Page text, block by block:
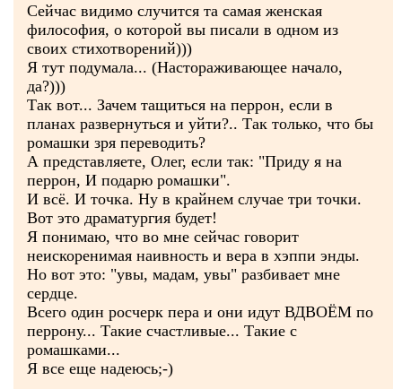
Сейчас видимо случится та самая женская
философия, о которой вы писали в одном из
своих стихотворений)))
Я тут подумала... (Настораживающее начало,
да?)))
Так вот... Зачем тащиться на перрон, если в
планах развернуться и уйти?.. Так только, что бы
ромашки зря переводить?
А представляете, Олег, если так: "Приду я на
перрон, И подарю ромашки".
И всё. И точка. Ну в крайнем случае три точки.
Вот это драматургия будет!
Я понимаю, что во мне сейчас говорит
неискоренимая наивность и вера в хэппи энды.
Но вот это: "увы, мадам, увы" разбивает мне
сердце.
Всего один росчерк пера и они идут ВДВОЁМ по
перрону... Такие счастливые... Такие с
ромашками...
Я все еще надеюсь;-)